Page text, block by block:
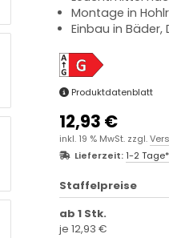
Montage in
Einbau in
Produktdatenblatt
12,93 €
inkl. 19 % MwSt. zzgl.
Lieferzeit:1-2 Tage*
Staffelpreise
ab 1 Stk.
je 12,93 €